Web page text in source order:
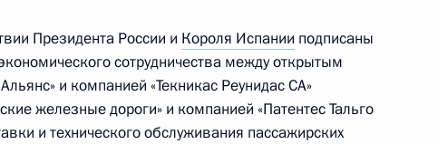
Испании Хуаном Карлосом
Президента России и Короля Испании подписаны
сотрудничества между открытым
и компанией «Текникас Реунидас СА»
железные дороги» и компанией «Патентес Тальго
и технического обслуживания пассажирских